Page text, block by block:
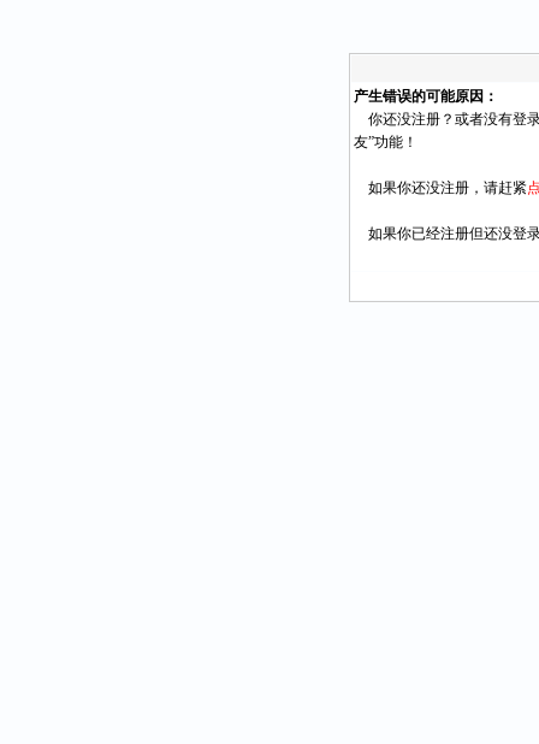
产生错误的可能原因：
你还没注册？或者没有登
友”功能！
如果你还没注册，请赶紧
如果你已经注册但还没登